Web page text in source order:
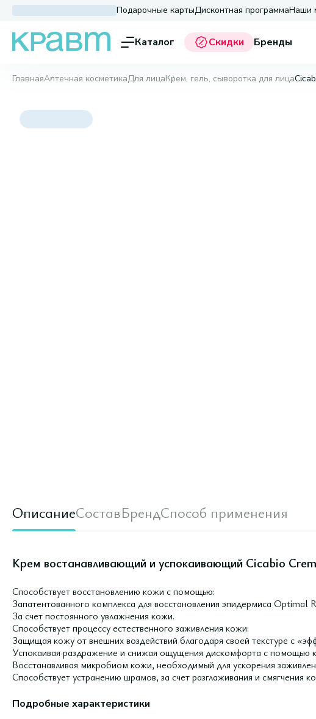
Подарочные картыДисконтная программаНаши
Каталог Скидки Бренды
ГлавнаяАптечная косметикаДля лицаКрем, гель, сыворотка для лица
ОписаниеСоставБрендСпособ применения
Крем востанавливающий и успокаивающий Cicabio
Способствует восстановлению кожи с помощью:
Запатентованного комплекса для восстановления эпидермиса Optimal
За счет постоянного увлажнения кожи.
Способствует процессу естественного заживления кожи:
Защищая кожу от внешних воздействий благодаря своей текстуре с
Успокаивая раздражение и снижая ощущения дискомфорта с помощью
Восстанавливая микробиом кожи, необходимый для ускорения
Способствует устранению шрамов, за счет разглаживания и смягчения
Подробные характеристики